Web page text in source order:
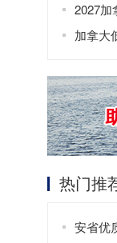
2027加
加拿大
热门推
安省优